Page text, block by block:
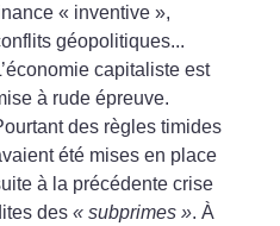
« inventive »,
géopolitiques...
capitaliste est
à rude épreuve.
des règles timides
été mises en place
à la précédente crise
des« subprimes ». À